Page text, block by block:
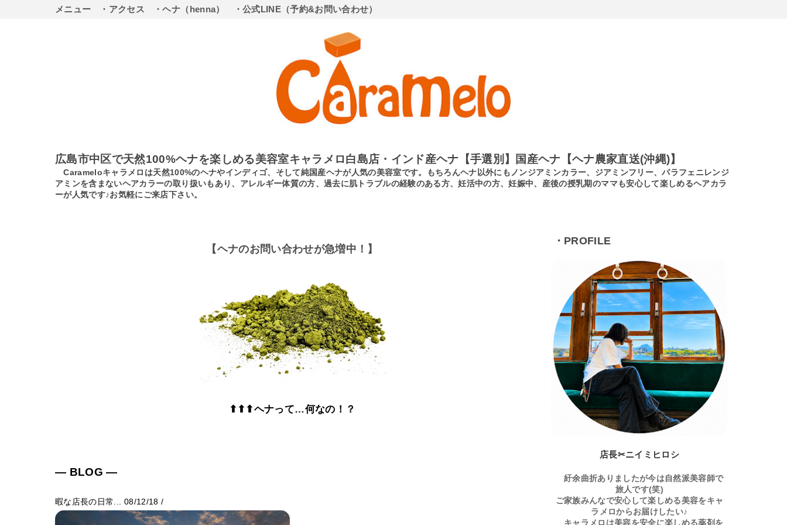
メニュー ・アクセス ・ヘナ（henna） ・公式LINE（予約&お問い合わせ）
広島市中区で天然100%ヘナを楽しめる美容室キャラメロ白島店・インド産ヘナ【手選別】国産ヘナ【ヘナ農家直送(沖縄)】
Carameloキャラメロは天然100%のヘナやインディゴ、そして純国産ヘナが人気の美容室です。もちろんヘナ以外にもノンジアミンカラー、ジアミンフリー、パラフェニレンジ
アミンを含まないヘアカラーの取り扱いもあり、アレルギー体質の方、過去に肌トラブルの経験のある方、妊活中の方、妊娠中、産後の授乳期のママも安心して楽しめるヘアカラ
ーが人気です♪お気軽にご来店下さい。
【ヘナのお問い合わせが急増中！】
⬆⬆⬆ヘナって…何なの！？
― BLOG ―
暇な店長の日常... 08/12/18 /
・PROFILE
店長✂ニイミヒロシ
紆余曲折ありましたが今は自然派美容師で
旅人です(笑)
ご家族みんなで安心して楽しめる美容をキャ
ラメロからお届けしたい♪
キャラメロは美容を安全に楽しめる薬剤を